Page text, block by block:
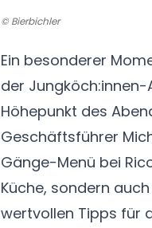
© Bierbichler
Ein besonderer
der
Höhepunkt des
Geschäftsführer
Gänge-Menü bei
Küche, sondern
wertvollen Tipps für